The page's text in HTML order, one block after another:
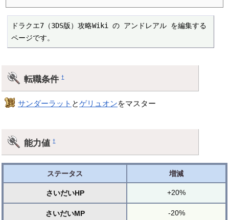
ドラクエ7（3DS版）攻略Wiki の アンドレアル を編集する
ページです。
転職条件†
サンダーラット とゲリュオンをマスター
能力値†
ステータス 増減
さいだいHP +20%
さいだいMP -20%